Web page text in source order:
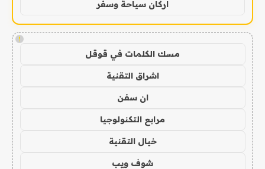
اركان سياحة وسفر
!
مسك الكلمات في قوقل
اشراق التقنية
ان سفن
مرابع التكنولوجيا
خيال التقنية
شوف ويب